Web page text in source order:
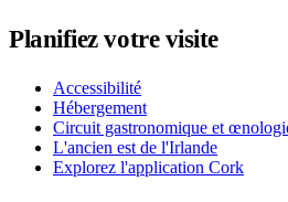
Planifiez votre visite
Accessibilité
Hébergement
Circuit gastronomique et
L'ancien est de l'Irlande
Explorez l'application Cork